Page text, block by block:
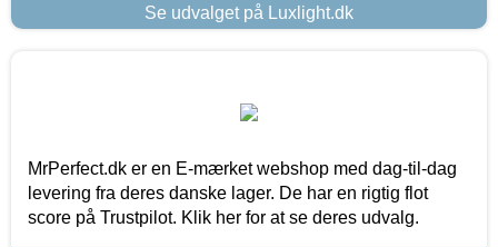
Se udvalget på Luxlight.dk
MrPerfect.dk er en E-mærket webshop med dag-til-dag
levering fra deres danske lager. De har en rigtig flot
score på Trustpilot. Klik her for at se deres udvalg.